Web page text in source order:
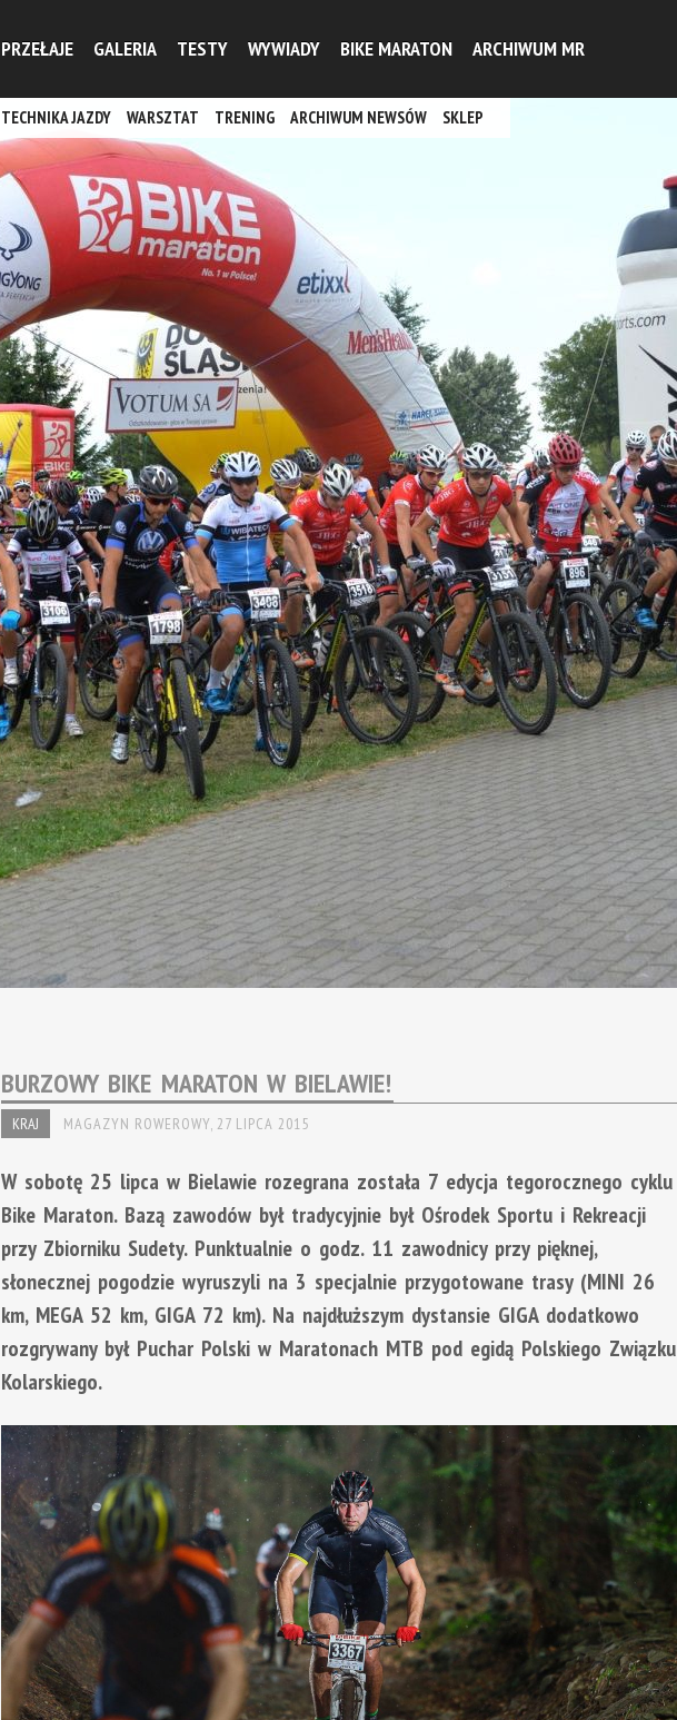
PRZEŁAJE GALERIA TESTY WYWIADY BIKE MARATON ARCHIWUM MR
TECHNIKA JAZDY WARSZTAT TRENING ARCHIWUM NEWSÓW SKLEP
BURZOWY BIKE MARATON W BIELAWIE!
KRAJ MAGAZYN ROWEROWY, 27 LIPCA 2015
W sobotę 25 lipca w Bielawie rozegrana została 7 edycja tegorocznego cyklu
Bike Maraton. Bazą zawodów był tradycyjnie był Ośrodek Sportu i Rekreacji
przy Zbiorniku Sudety. Punktualnie o godz. 11 zawodnicy przy pięknej,
słonecznej pogodzie wyruszyli na 3 specjalnie przygotowane trasy (MINI 26
km, MEGA 52 km, GIGA 72 km). Na najdłuższym dystansie GIGA dodatkowo
rozgrywany był Puchar Polski w Maratonach MTB pod egidą Polskiego Związku
Kolarskiego.